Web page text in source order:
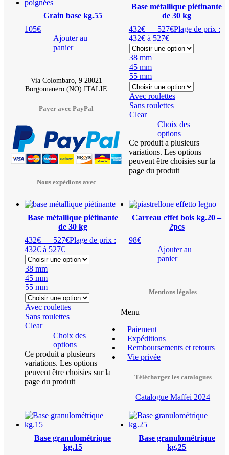
Grain base kg.55
105€
Ajouter au
panier
Base métallique piétinante
de 30 kg
432€ – 527€Plage de prix :
432€ à 527€
38 mm
45 mm
55 mm
Avec roulettes
Sans roulettes
Clear
Choix des
options
Ce produit a plusieurs
variations. Les options
peuvent être choisies sur la
page du produit
Base métallique piétinante
de 30 kg
432€ – 527€Plage de prix :
432€ à 527€
38 mm
45 mm
55 mm
Avec roulettes
Sans roulettes
Clear
Choix des
options
Ce produit a plusieurs
variations. Les options
peuvent être choisies sur la
page du produit
Carreau effet bois kg.20 –
2pcs
98€
Ajouter au
panier
Base granulométrique
kg.15
Base granulométrique
kg.25
Via Colombaro, 9 28021
Borgomanero (NO) ITALIE
Payer avec PayPal
Nous expédions avec
Mentions légales
Menu
Paiement
Expéditions
Remboursements et retours
Vie privée
Téléchargez les catalogues
Catalogue Maffei 2024